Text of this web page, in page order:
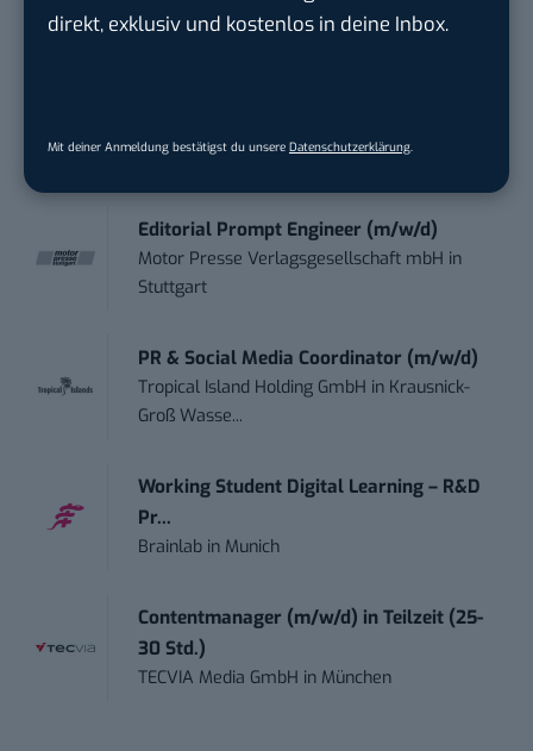
direkt, exklusiv und kostenlos in deine Inbox.
Mit deiner Anmeldung bestätigst du unsere Datenschutzerklärung
Wave In Motion GmbHin Köln, Köln
Open Experience GmbHinKarlsruhe
Editorial Prompt Engineer (m/w/d)
Motor Presse Verlagsgesellschaft mbH in
Stuttgart
PR & Social Media Coordinator (m/w/d)
Tropical Island Holding GmbH in Krausnick-
Groß Wasse...
Working Student Digital Learning – R&D
Pr...
Brainlab in Munich
Contentmanager (m/w/d) in Teilzeit (25-
30 Std.)
TECVIA Media GmbH in München